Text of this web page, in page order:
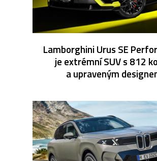
Lamborghini Urus SE
je extrémní SUV s 812
a upraveným